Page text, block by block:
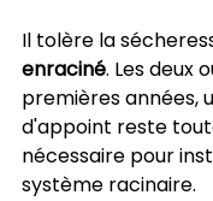
Il tolère la
enraciné. Les deux
premières années,
d'appoint reste
nécessaire pour
système racinaire.